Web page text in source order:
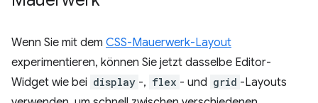
Wenn Sie mit dem CSS-Mauerwerk-Layout
experimentieren, können Sie jetzt dasselbe Editor-
Widget wie bei display -, flex - und grid -Layouts